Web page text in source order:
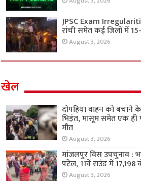
JPSC Exam
रांची समेत कई जिलों में
August 3, 2026
खेल
दोपहिया वाहन को बचाने
भिड़ंत, मासूम समेत एक ही
मौत
August 3, 2026
मांजलपुर विस उपचुनाव :
पटेल, 11वें राउंड में
August 3, 2026